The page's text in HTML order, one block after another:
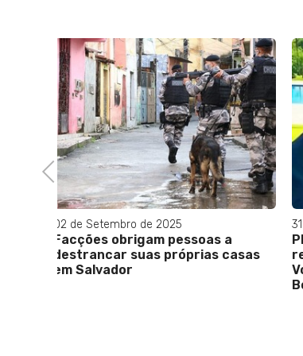
Previous
31 de Janeiro de 2026
PF investiga 'Esgotosfera': Mesma
rede de influência serviu a
Vorcaro, Nikolas, Tarcísio e